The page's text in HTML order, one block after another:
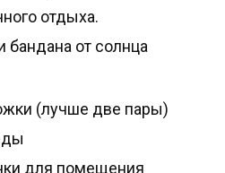
отдыха.
бандана от солнца
(лучше две пары)
для помещения